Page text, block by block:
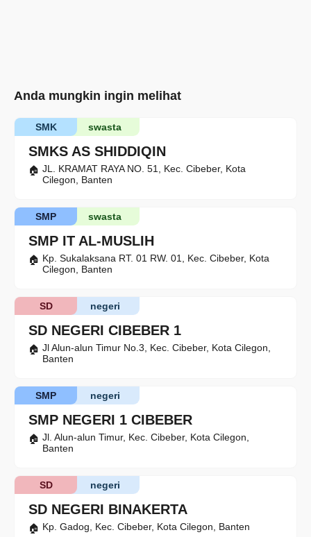
Anda mungkin ingin melihat
SMKS AS SHIDDIQIN
swasta
SMK
JL. KRAMAT RAYA NO. 51, Kec. Cibeber, Kota
Cilegon, Banten
SMP IT AL-MUSLIH
swasta
SMP
Kp. Sukalaksana RT. 01 RW. 01, Kec. Cibeber, Kota
Cilegon, Banten
SD NEGERI CIBEBER 1
negeri
SD
Jl Alun-alun Timur No.3, Kec. Cibeber, Kota Cilegon,
Banten
SMP NEGERI 1 CIBEBER
negeri
SMP
Jl. Alun-alun Timur, Kec. Cibeber, Kota Cilegon,
Banten
SD NEGERI BINAKERTA
negeri
SD
Kp. Gadog, Kec. Cibeber, Kota Cilegon, Banten